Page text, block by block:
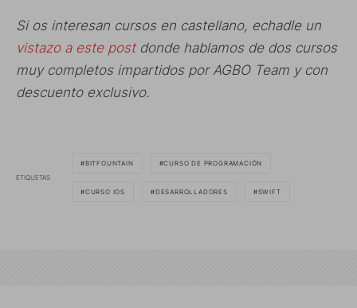
Si os interesan cursos en castellano, echadle un
vistazo a este postdonde hablamos de dos cursos
muy completos impartidos por AGBO Team y con
descuento exclusivo.
ETIQUETAS
BITFOUNTAIN CURSO DE PROGRAMACIÓN
CURSO IOS DESARROLLADORES SWIFT